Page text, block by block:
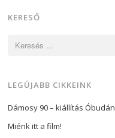
KERESŐ
LEGÚJABB CIKKEINK
Dámosy 90 – kiállítás Óbudán
Miénk itt a film!